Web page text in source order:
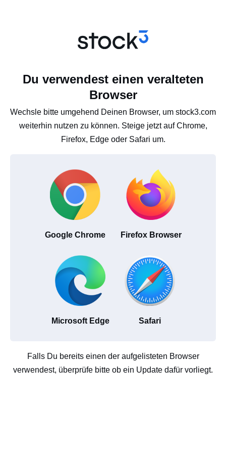
Du verwendest einen veralteten
Browser
Wechsle bitte umgehend Deinen Browser, um stock3.com
weiterhin nutzen zu können. Steige jetzt auf Chrome,
Firefox, Edge oder Safari um.
Google Chrome Firefox Browser
Microsoft Edge Safari
Falls Du bereits einen der aufgelisteten Browser
verwendest, überprüfe bitte ob ein Update dafür vorliegt.